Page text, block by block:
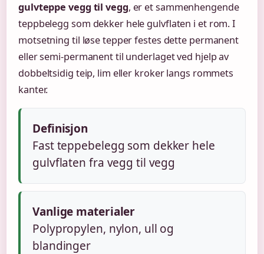
gulvteppe vegg til vegg, er et sammenhengende
teppbelegg som dekker hele gulvflaten i et rom. I
motsetning til løse tepper festes dette permanent
eller semi-permanent til underlaget ved hjelp av
dobbeltsidig teip, lim eller kroker langs rommets
kanter.
Definisjon
Fast teppebelegg som dekker hele
gulvflaten fra vegg til vegg
Vanlige materialer
Polypropylen, nylon, ull og
blandinger